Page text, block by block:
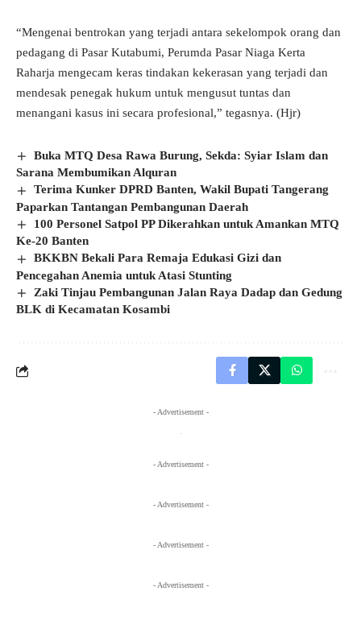
“Mengenai bentrokan yang terjadi antara sekelompok orang dan
pedagang di Pasar Kutabumi, Perumda Pasar Niaga Kerta
Raharja mengecam keras tindakan kekerasan yang terjadi dan
mendesak penegak hukum untuk mengusut tuntas dan
menangani kasus ini secara profesional,” tegasnya. (Hjr)
Buka MTQ Desa Rawa Burung, Sekda: Syiar Islam dan
Sarana Membumikan Alquran
Terima Kunker DPRD Banten, Wakil Bupati Tangerang
Paparkan Tantangan Pembangunan Daerah
100 Personel Satpol PP Dikerahkan untuk Amankan MTQ
Ke-20 Banten
BKKBN Bekali Para Remaja Edukasi Gizi dan
Pencegahan Anemia untuk Atasi Stunting
Zaki Tinjau Pembangunan Jalan Raya Dadap dan Gedung
BLK di Kecamatan Kosambi
- Advertisement -
- Advertisement -
- Advertisement -
- Advertisement -
- Advertisement -